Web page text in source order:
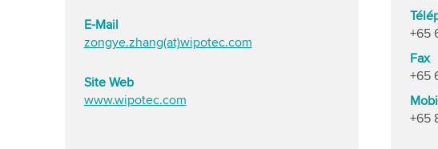
E-Mail
zongye.zhang(at)wipotec.com
Site Web
www.wipotec.com
+65
Fax
+65
+65